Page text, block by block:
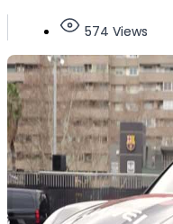
574 Views